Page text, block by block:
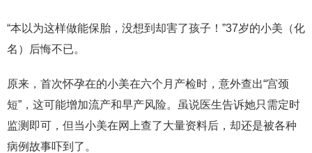
“本以为这样做能保胎，没想到却害了孩子！”37岁的小美（化
名）后悔不已。
原来，首次怀孕在的小美在六个月产检时，意外查出“宫颈
短”，这可能增加流产和早产风险。虽说医生告诉她只需定时
监测即可，但当小美在网上查了大量资料后，却还是被各种
病例故事吓到了。